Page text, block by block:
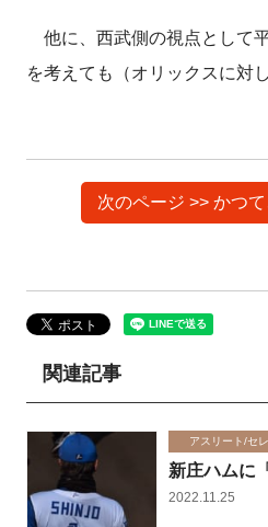
他に、西武側の視点として
を考えても（オリックスに対
次のページ >> かつ
関連記事
アスリート/セ
新庄ハムに
2022.11.25